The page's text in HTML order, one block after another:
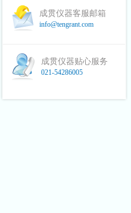
成贯仪器客服邮箱
info@tengrant.com
成贯仪器贴心服务
021-54286005